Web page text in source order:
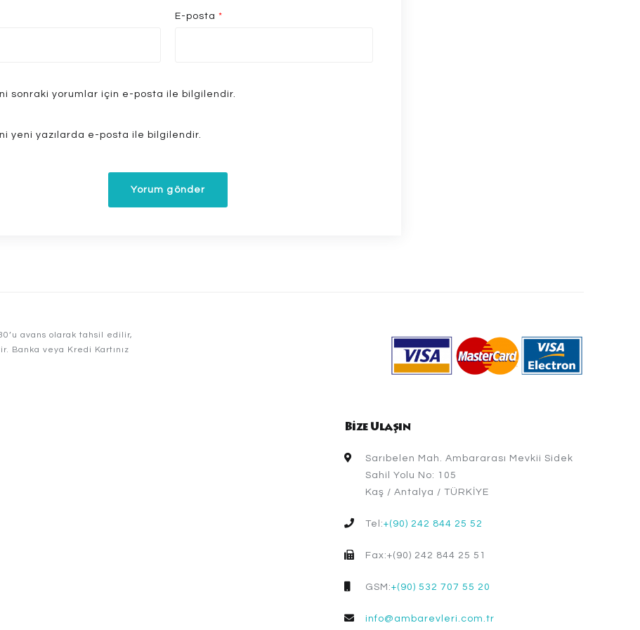
E-posta *
sonraki yorumlar için e-posta ile bilgilendir.
yeni yazılarda e-posta ile bilgilendir.
avans olarak tahsil edilir,
Banka veya Kredi Kartınız
Bize Ulaşın
Sarıbelen Mah. Ambararası Mevkii Sidek
Sahil Yolu No: 105
Kaş / Antalya / TÜRKİYE
Tel:+(90) 242 844 25 52
Fax:+(90) 242 844 25 51
GSM:+(90) 532 707 55 20
info@ambarevleri.com.tr